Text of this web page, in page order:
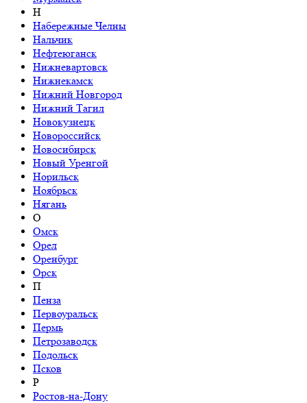
Н
Набережные Челны
Нальчик
Нефтеюганск
Нижневартовск
Нижнекамск
Нижний Новгород
Нижний Тагил
Новокузнецк
Новороссийск
Новосибирск
Новый Уренгой
Норильск
Ноябрьск
Нягань
О
Омск
Орел
Оренбург
Орск
П
Пенза
Первоуральск
Пермь
Петрозаводск
Подольск
Псков
Р
Ростов-на-Дону